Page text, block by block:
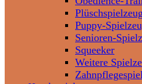
Plüschspielzeug
Puppy-
Senioren-
Squeeker
Weitere